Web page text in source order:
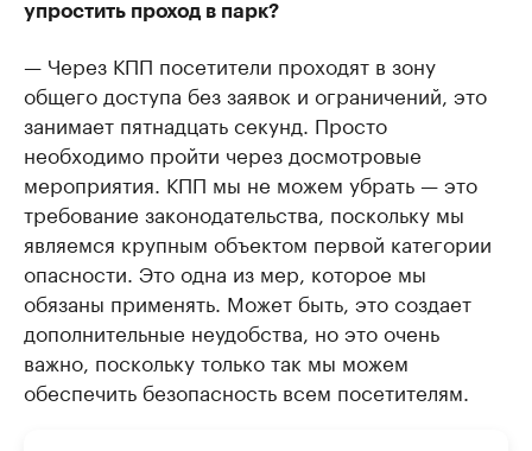
упростить проход в парк?
— Через КПП посетители проходят в зону
общего доступа без заявок и ограничений, это
занимает пятнадцать секунд. Просто
необходимо пройти через досмотровые
мероприятия. КПП мы не можем убрать — это
требование законодательства, поскольку мы
являемся крупным объектом первой категории
опасности. Это одна из мер, которое мы
обязаны применять. Может быть, это создает
дополнительные неудобства, но это очень
важно, поскольку только так мы можем
обеспечить безопасность всем посетителям.